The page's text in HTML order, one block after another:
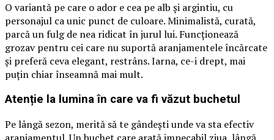
O variantă pe care o ador e cea pe alb și argintiu, cu
personajul ca unic punct de culoare. Minimalistă, curată,
parcă un fulg de nea ridicat în jurul lui. Funcționează
grozav pentru cei care nu suportă aranjamentele încărcate
și preferă ceva elegant, restrâns. Iarna, ce-i drept, mai
puțin chiar înseamnă mai mult.
Atenție la lumina în care va fi văzut buchetul
Pe lângă sezon, merită să te gândești unde va sta efectiv
aranjamentul. Un buchet care arată impecabil ziua, lângă